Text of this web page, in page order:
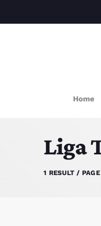
Home
Liga
1 RESULT / PAGE